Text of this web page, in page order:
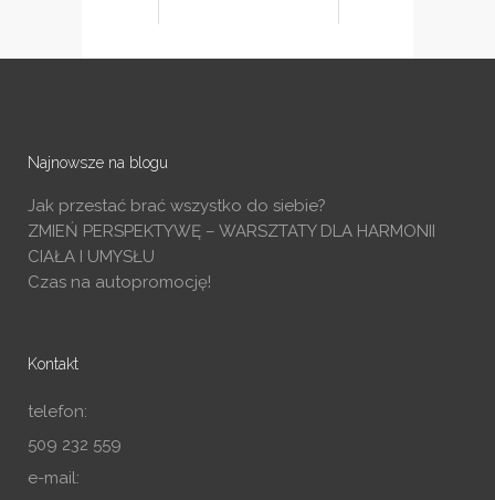
Najnowsze na blogu
Jak przestać brać wszystko do siebie?
ZMIEŃ PERSPEKTYWĘ – WARSZTATY DLA HARMONII
CIAŁA I UMYSŁU
Czas na autopromocję!
Kontakt
telefon:
509 232 559
e-mail: